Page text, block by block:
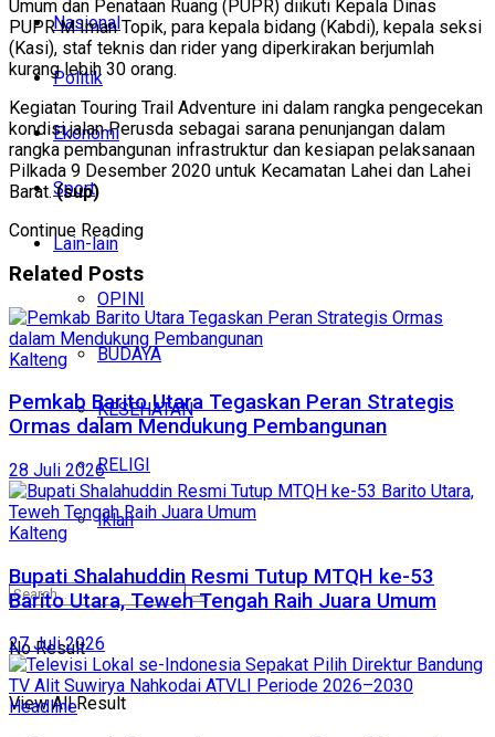
Nasional
Politik
Ekonomi
Sport
Lain-lain
OPINI
BUDAYA
KESEHATAN
RELIGI
Iklan
No Result
View All Result
Umum dan Penataan Ruang (PUPR) diikuti Kepala Dinas
PUPR M Iman Topik, para kepala bidang (Kabdi), kepala seksi
(Kasi), staf teknis dan rider yang diperkirakan berjumlah
kurang lebih 30 orang.
Kegiatan Touring Trail Adventure ini dalam rangka pengecekan
kondisi jalan Perusda sebagai sarana penunjangan dalam
rangka pembangunan infrastruktur dan kesiapan pelaksanaan
Pilkada 9 Desember 2020 untuk Kecamatan Lahei dan Lahei
Barat.(sup)
Continue Reading
Related Posts
Kalteng
Pemkab Barito Utara Tegaskan Peran Strategis
Ormas dalam Mendukung Pembangunan
28 Juli 2026
Kalteng
Bupati Shalahuddin Resmi Tutup MTQH ke-53
Barito Utara, Teweh Tengah Raih Juara Umum
27 Juli 2026
Headline